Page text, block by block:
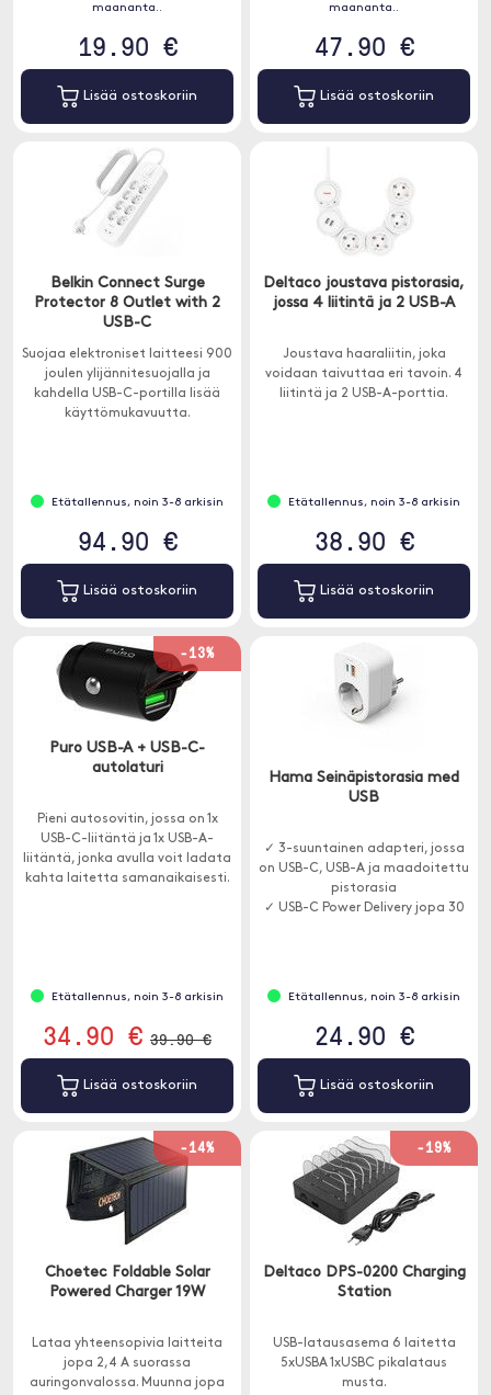
maananta..
19.90 €
Lisää ostoskoriin
maananta..
47.90 €
Lisää ostoskoriin
Belkin Connect Surge
Protector 8 Outlet with 2
USB-C
Suojaa elektroniset laitteesi 900
joulen ylijännitesuojalla ja
kahdella USB-C-portilla lisää
käyttömukavuutta.
Etätallennus, noin 3-8 arkisin
94.90 €
Lisää ostoskoriin
Deltaco joustava pistorasia,
jossa 4 liitintä ja 2 USB-A
Joustava haaraliitin, joka
voidaan taivuttaa eri tavoin. 4
liitintä ja 2 USB-A-porttia.
Etätallennus, noin 3-8 arkisin
38.90 €
Lisää ostoskoriin
-13%
Puro USB-A + USB-C-
autolaturi
Pieni autosovitin, jossa on 1x
USB-C-liitäntä ja 1x USB-A-
liitäntä, jonka avulla voit ladata
kahta laitetta samanaikaisesti.
Etätallennus, noin 3-8 arkisin
34.90 € 39.90 €
Lisää ostoskoriin
Hama Seinäpistorasia med
USB
✓ 3-suuntainen adapteri, jossa
on USB-C, USB-A ja maadoitettu
pistorasia
✓ USB-C Power Delivery jopa 30
Etätallennus, noin 3-8 arkisin
24.90 €
Lisää ostoskoriin
-14%
Choetec Foldable Solar
Powered Charger 19W
Lataa yhteensopivia laitteita
jopa 2,4 A suorassa
auringonvalossa. Muunna jopa
-19%
Deltaco DPS-0200 Charging
Station
USB-latausasema 6 laitetta
5xUSBA 1xUSBC pikalataus
musta.